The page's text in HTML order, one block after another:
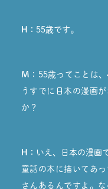
H： 55歳です。
M： 55歳ってことは
うすでに日本の漫画
か？
H： いえ、日本の漫画
童話の本に描いてあ
さんあるんですよ。